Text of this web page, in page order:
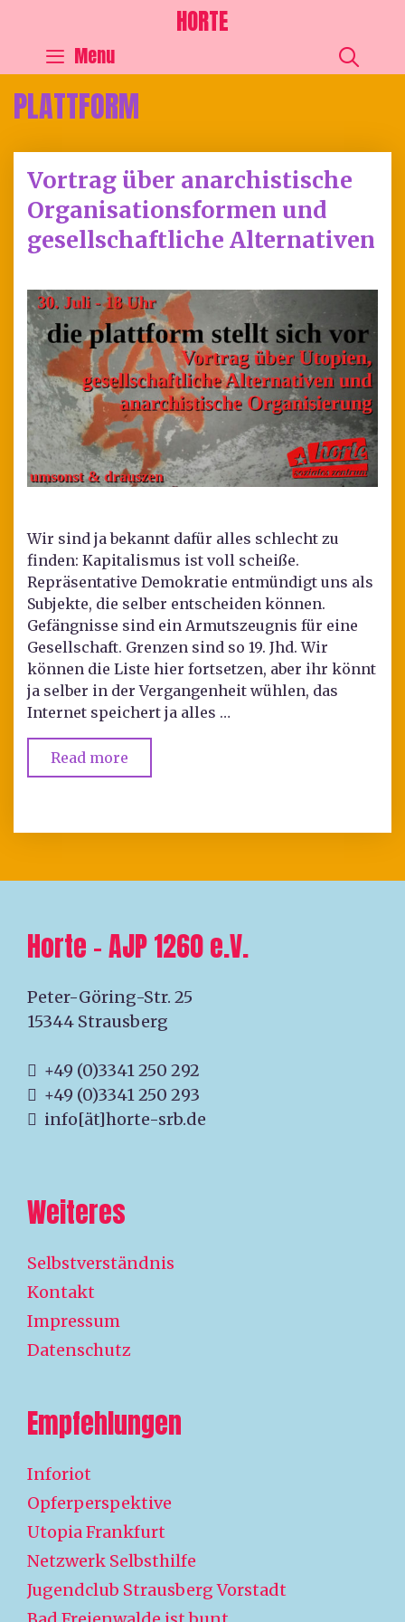
HORTE
Menu
PLATTFORM
Vortrag über anarchistische
Organisationsformen und
gesellschaftliche Alternativen
Wir sind ja bekannt dafür alles schlecht zu
finden: Kapitalismus ist voll scheiße.
Repräsentative Demokratie entmündigt uns als
Subjekte, die selber entscheiden können.
Gefängnisse sind ein Armutszeugnis für eine
Gesellschaft. Grenzen sind so 19. Jhd. Wir
können die Liste hier fortsetzen, aber ihr könnt
ja selber in der Vergangenheit wühlen, das
Internet speichert ja alles …
Read more
Horte – AJP 1260 e.V.
Peter-Göring-Str. 25
15344 Strausberg
+49 (0)3341 250 292
+49 (0)3341 250 293
info[ät]horte-srb.de
Weiteres
Selbstverständnis
Kontakt
Impressum
Datenschutz
Empfehlungen
Inforiot
Opferperspektive
Utopia Frankfurt
Netzwerk Selbsthilfe
Jugendclub Strausberg Vorstadt